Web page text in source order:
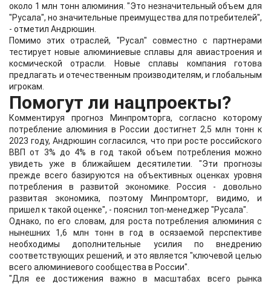
около 1 млн тонн алюминия. "Это незначительный объем для
"Русала", но значительные преимущества для потребителей",
- отметил Андрюшин.
Помимо этих отраслей, "Русал" совместно с партнерами
тестирует новые алюминиевые сплавы для авиастроения и
космической отрасли. Новые сплавы компания готова
предлагать и отечественным производителям, и глобальным
игрокам.
Помогут ли нацпроекты?
Комментируя прогноз Минпромторга, согласно которому
потребление алюминия в России достигнет 2,5 млн тонн к
2023 году, Андрюшин согласился, что при росте российского
ВВП от 3% до 4% в год такой объем потребления можно
увидеть уже в ближайшем десятилетии. "Эти прогнозы
прежде всего базируются на объективных оценках уровня
потребления в развитой экономике. Россия - довольно
развитая экономика, поэтому Минпромторг, видимо, и
пришел к такой оценке", - пояснил топ-менеджер "Русала".
Однако, по его словам, для роста потребления алюминия с
нынешних 1,6 млн тонн в год в осязаемой перспективе
необходимы дополнительные усилия по внедрению
соответствующих решений, и это является "ключевой целью
всего алюминиевого сообщества в России".
"Для ее достижения важно в масштабах всего рынка